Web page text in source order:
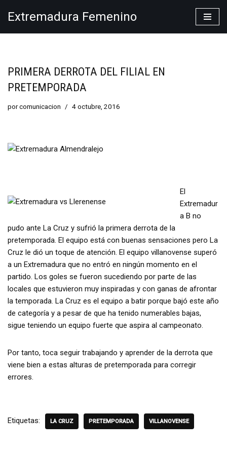
Extremadura Femenino
PRIMERA DERROTA DEL FILIAL EN
PRETEMPORADA
porcomunicacion 4 octubre, 2016
El
Extremadur
a B no
pudo ante La Cruz y sufrió la primera derrota de la
pretemporada. El equipo está con buenas sensaciones pero La
Cruz le dió un toque de atención. El equipo villanovense superó
a un Extremadura que no entró en ningún momento en el
partido. Los goles se fueron sucediendo por parte de las
locales que estuvieron muy inspiradas y con ganas de afrontar
la temporada. La Cruz es el equipo a batir porque bajó este año
de categoría y a pesar de que ha tenido numerables bajas,
sigue teniendo un equipo fuerte que aspira al campeonato.
Por tanto, toca seguir trabajando y aprender de la derrota que
viene bien a estas alturas de pretemporada para corregir
errores.
Etiquetas: LA CRUZ PRETEMPORADA VILLANOVENSE